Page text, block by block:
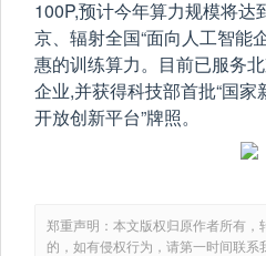
100P,预计今年算力规模将达
京、辐射全国“面向人工智能
惠的训练算力。目前已服务
企业,并获得科技部首批“国
开放创新平台”牌照。
郑重声明：本文版权归原作者所有，
的，如有侵权行为，请第一时间联系